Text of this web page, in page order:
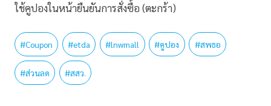
ใช้คูปองในหน้ายืนยันการสั่งซื้อ (ตะกร้า)
#Coupon #etda #lnwmall #คูปอง #สพธอ
#ส่วนลด #สสว.